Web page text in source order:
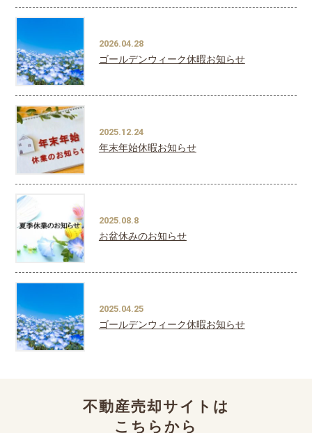
2026.04.28
ゴールデンウィーク休暇お知らせ
2025.12.24
年末年始休暇お知らせ
2025.08.8
お盆休みのお知らせ
2025.04.25
ゴールデンウィーク休暇お知らせ
不動産売却サイトは
こちらから